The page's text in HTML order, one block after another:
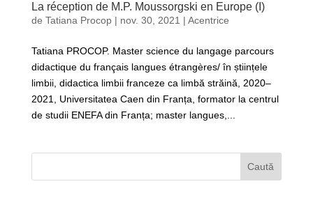
La réception de M.P. Moussorgski en Europe (I)
de Tatiana Procop| nov. 30, 2021 | Acentrice
Tatiana PROCOP. Master science du langage parcours
didactique du français langues étrangères/ în științele
limbii, didactica limbii franceze ca limbă străină, 2020–
2021, Universitatea Caen din Franța, formator la centrul
de studii ENEFA din Franța; master langues,...